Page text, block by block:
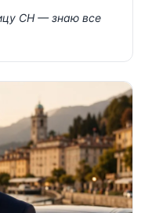
CH — знаю все